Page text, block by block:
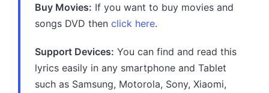
Buy Movies: If you want to buy movies and
songs DVD then click here.
Support Devices: You can find and read this
lyrics easily in any smartphone and Tablet
such as Samsung, Motorola, Sony, Xiaomi,